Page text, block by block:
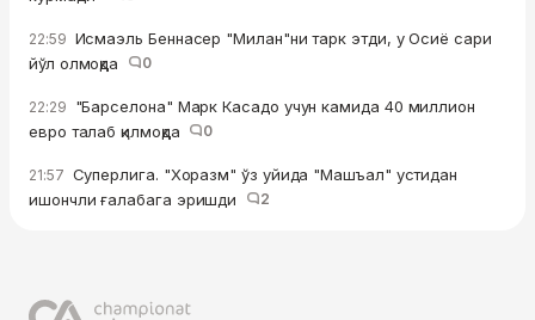
22:59 Исмаэль Беннасер "Милан"ни тарк этди, у Осиё сари
йўл олмоқда
0
22:29 "Барселона" Марк Касадо учун камида 40 миллион
евро талаб қилмоқда
0
21:57 Суперлига. "Хоразм" ўз уйида "Машъал" устидан
ишончли ғалабага эришди
2